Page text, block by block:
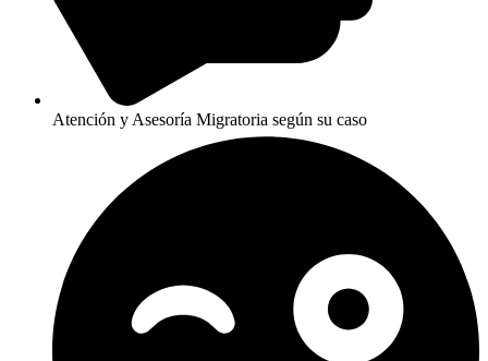
Atención y Asesoría Migratoria según su caso